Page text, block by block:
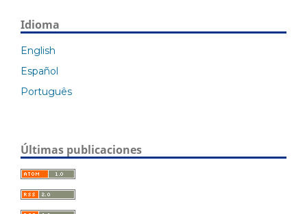
Idioma
English
Español
Português
Últimas publicaciones